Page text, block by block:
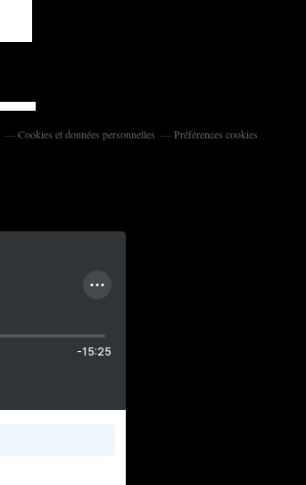
Cookies et données personnelles Préférences cookies
-15:25